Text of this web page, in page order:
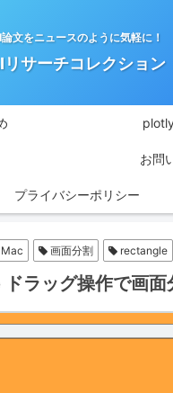
文をニュースのように気軽に！
リサーチコレクション
お問
プライバシーポリシー
Mac 画面分割 rectangle
ラッグ操作で画面